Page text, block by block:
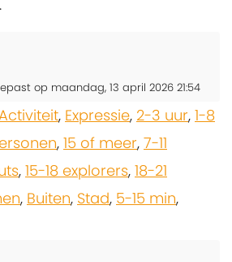
op maandag, 13 april 2026 21:54
, Expressie, 2-3 uur, 1-8
, 15 of meer, 7-11
, 15-18 explorers, 18-21
, Buiten, Stad, 5-15 min,